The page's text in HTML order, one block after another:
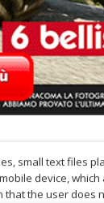
small text files
device,
that the user does